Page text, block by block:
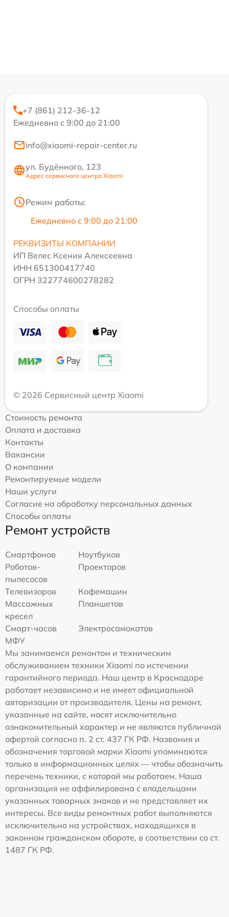
+7 (861) 212-36-12
Ежедневно с 9:00 до 21:00
info@xiaomi-repair-center.ru
ул. Будённого, 123
Адрес сервисного центра Xiaomi
Режим работы:
Ежедневно с 9:00 до 21:00
РЕКВИЗИТЫ КОМПАНИИ
ИП Велес Ксения Алексеевна
ИНН 651300417740
ОГРН 322774600278282
Способы оплаты
© 2026 Сервисный центр Xiaomi
Стоимость ремонта
Оплата и доставка
Контакты
Вакансии
О компании
Ремонтируемые модели
Наши услуги
Согласие на обработку персональных данных
Способы оплаты
Ремонт устройств
Смартфонов
Ноутбуков
Роботов-
пылесосов
Проекторов
Телевизоров
Кофемашин
Массажных
кресел
Планшетов
Смарт-часов
Электросамокатов
МФУ
Мы занимаемся ремонтом и техническим
обслуживанием техники Xiaomi по истечении
гарантийного периода. Наш центр в Краснодаре
работает независимо и не имеет официальной
авторизации от производителя. Цены на ремонт,
указанные на сайте, носят исключительно
ознакомительный характер и не являются публичной
офертой согласно п. 2 ст. 437 ГК РФ. Названия и
обозначения торговой марки Xiaomi упоминаются
только в информационных целях — чтобы обозначить
перечень техники, с которой мы работаем. Наша
организация не аффилирована с владельцами
указанных товарных знаков и не представляет их
интересы. Все виды ремонтных работ выполняются
исключительно на устройствах, находящихся в
законном гражданском обороте, в соответствии со ст.
1487 ГК РФ.